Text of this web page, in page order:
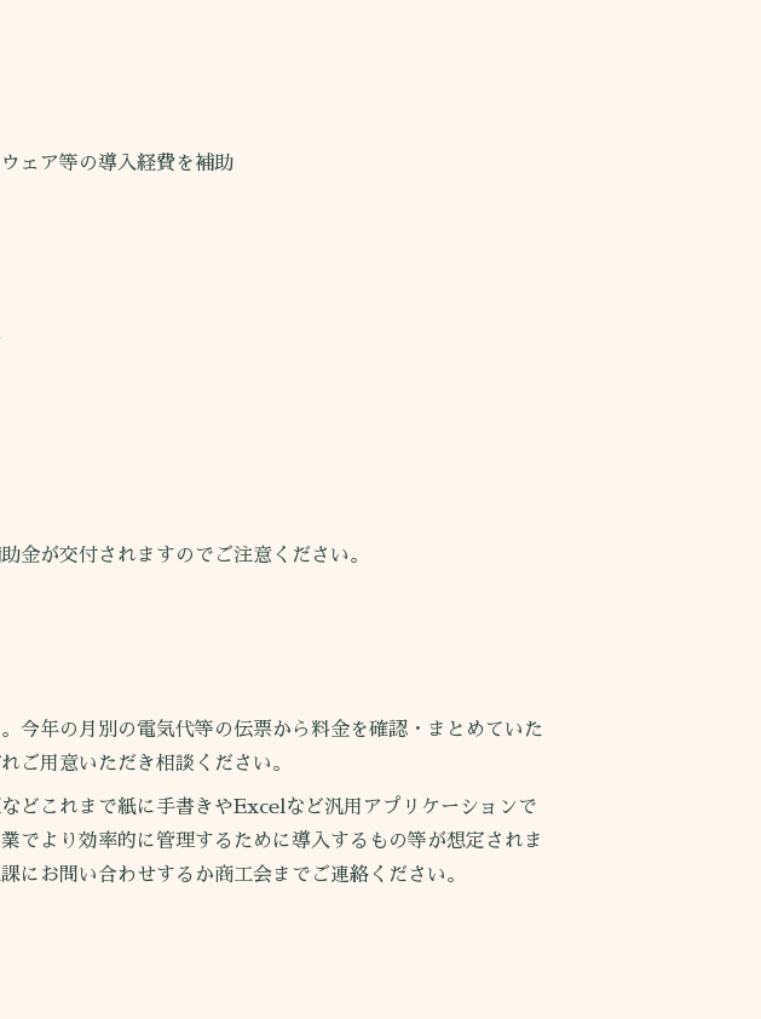
ェア等の導入経費を補助
が交付されますのでご注意ください。
年の月別の電気代等の伝票から料金を確認・まとめていた
ご用意いただき相談ください。
これまで紙に手書きやExcelなど汎用アプリケーションで
でより効率的に管理するために導入するもの等が想定されま
にお問い合わせするか商工会までご連絡ください。